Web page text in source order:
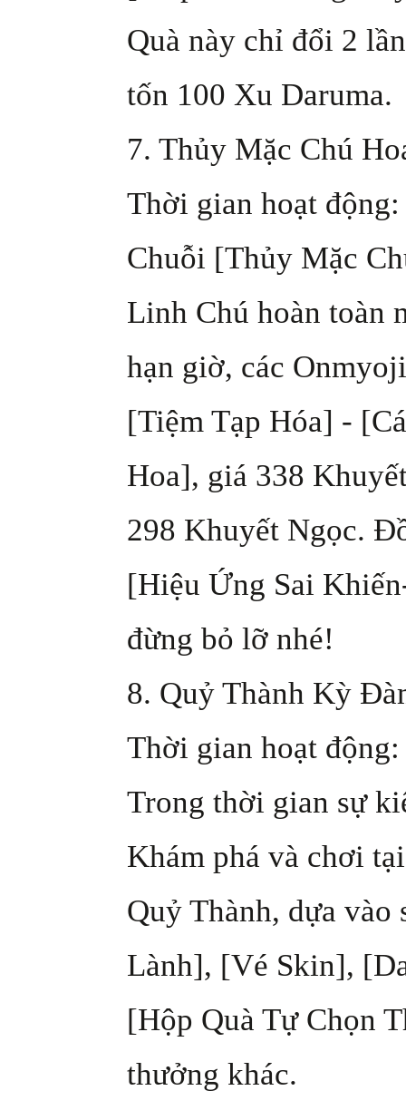
Quà này chỉ đổi 2
tốn 100 Xu Daruma.
7. Thủy Mặc Chú
Thời gian hoạt
Chuỗi [Thủy Mặc
Linh Chú hoàn toàn
hạn giờ, các
[Tiệm Tạp Hóa] -
Hoa], giá 338
298 Khuyết Ngọc.
[Hiệu Ứng Sai
đừng bỏ lỡ nhé!
8. Quỷ Thành Kỳ
Thời gian hoạt
Trong thời gian sự
Khám phá và chơi
Quỷ Thành, dựa
Lành], [Vé Skin],
[Hộp Quà Tự Chọn
thưởng khác.